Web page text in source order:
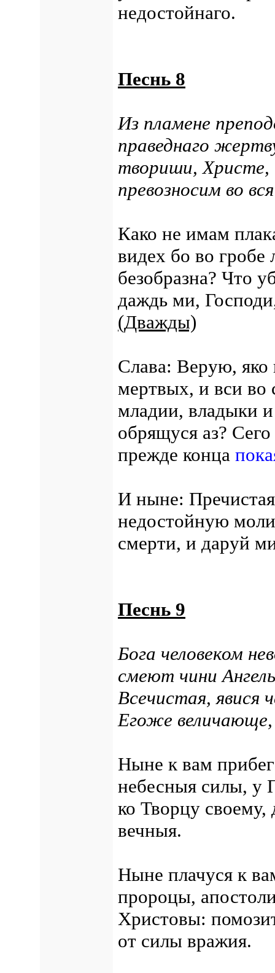
недостойнаго.
Песнь 8
Из пламене
праведнаго
твориши,
превозносим во
Како не имам
видех бо во гробе
безобразна? Что
даждь ми,
(Дважды)
Слава: Верую,
мертвых, и вси во
младии, владыки
обрящуся аз?
прежде конца
И ныне:
недостойную
смерти, и даруй
Песнь 9
Бога человеком
смеют чини
Всечистая, явися
Егоже
Ныне к вам
небесныя силы, у
ко Творцу
вечныя.
Ныне плачуся к
пророцы,
Христовы:
от силы вражия.